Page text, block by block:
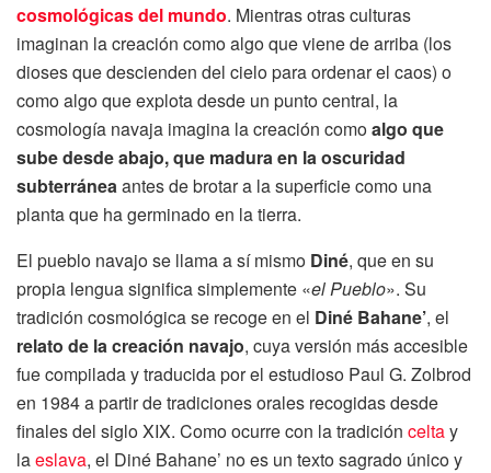
cosmológicas del mundo. Mientras otras culturas
imaginan la creación como algo que viene de arriba (los
dioses que descienden del cielo para ordenar el caos) o
como algo que explota desde un punto central, la
cosmología navaja imagina la creación comoalgo que
sube desde abajo, que madura en la oscuridad
subterráneaantes de brotar a la superficie como una
planta que ha germinado en la tierra.
El pueblo navajo se llama a sí mismo Diné, que en su
propia lengua significa simplemente «el Pueblo». Su
tradición cosmológica se recoge en el Diné Bahane’, el
relato de la creación navajo, cuya versión más accesible
fue compilada y traducida por el estudioso Paul G. Zolbrod
en 1984 a partir de tradiciones orales recogidas desde
finales del siglo XIX. Como ocurre con la tradición celtay
laeslava, el Diné Bahane’ no es un texto sagrado único y